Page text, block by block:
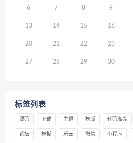
6 7 8 9
13 14 15 16
20 21 22 23
27 28 29 30
标签列表
源码 下载 主题 模版 代码高亮
论坛 模板 乐云 微信 小程序